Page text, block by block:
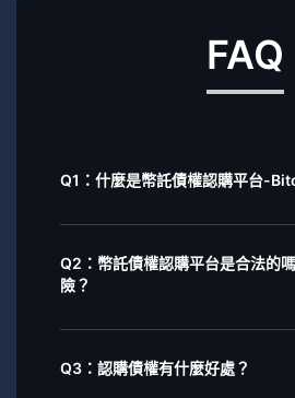
FAQ
Q1：什麼是幣託債權認購平台-
Q2：幣託債權認購平台是合法的
險？
Q3：認購債權有什麼好處？